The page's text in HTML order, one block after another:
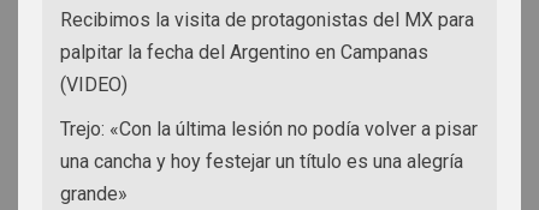
Recibimos la visita de protagonistas del MX para
palpitar la fecha del Argentino en Campanas
(VIDEO)
Trejo: «Con la última lesión no podía volver a pisar
una cancha y hoy festejar un título es una alegría
grande»